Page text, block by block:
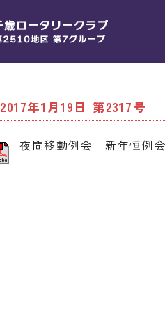
2017年1月19日 第2317号
夜間移動例会 新年恒例会